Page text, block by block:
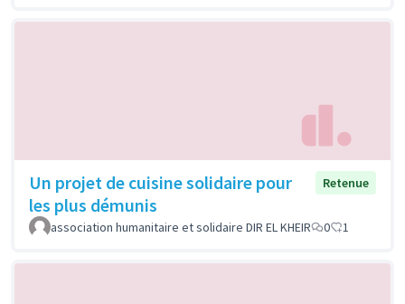
Un projet de cuisine solidaire pour
les plus démunis
Retenue
association humanitaire et solidaire DIR EL KHEIR 0 1